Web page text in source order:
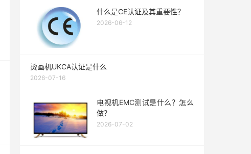
什么是CE认证及其重要性？
2026-06-12
烫画机UKCA认证是什么
2026-07-16
电视机EMC测试是什么？怎么
做？
2026-07-02